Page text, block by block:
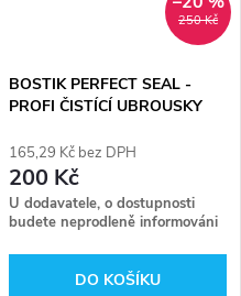
250 Kč
BOSTIK PERFECT SEAL -
PROFI ČISTÍCÍ UBROUSKY
165,29 Kč bez DPH
200 Kč
U dodavatele, o dostupnosti
budete neprodleně informováni
DO KOŠÍKU